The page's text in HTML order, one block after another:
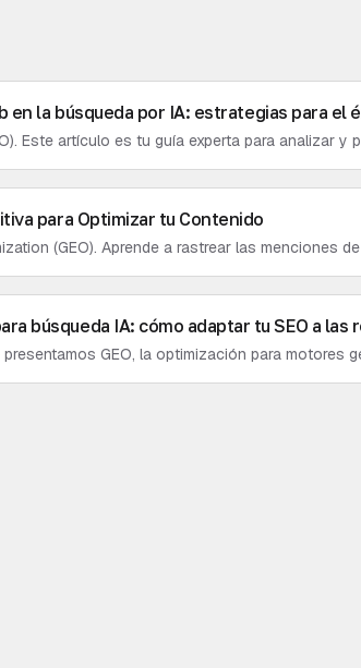
en la búsqueda por IA: estrategias para el
Este artículo es tu guía experta para analizar y
para Optimizar tu Contenido
(GEO). Aprende a rastrear las menciones
búsqueda IA: cómo adaptar tu SEO a las
GEO, la optimización para motores